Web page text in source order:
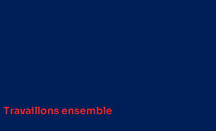
Travaillons ensemble